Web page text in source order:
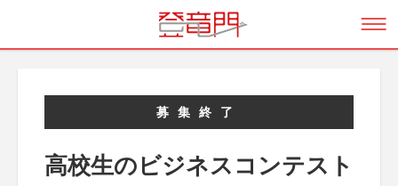
募集終了
高校生のビジネスコンテスト